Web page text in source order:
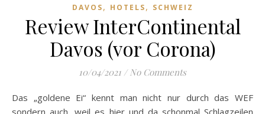
DAVOS, HOTELS, SCHWEIZ
Review InterContinental
Davos (vor Corona)
10/04/2021 / No Comments
Das „goldene Ei“ kennt man nicht nur durch das WEF
sondern auch, weil es hier und da schonmal Schlagzeilen